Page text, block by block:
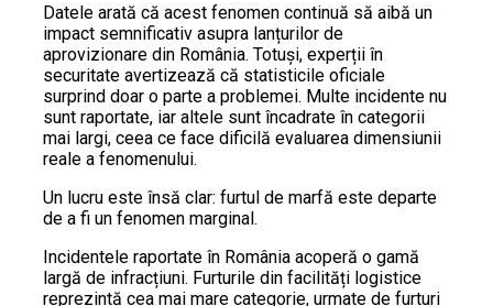
Datele arată că acest fenomen continuă să aibă un
impact semnificativ asupra lanțurilor de
aprovizionare din România. Totuși, experții în
securitate avertizează că statisticile oficiale
surprind doar o parte a problemei. Multe incidente nu
sunt raportate, iar altele sunt încadrate în categorii
mai largi, ceea ce face dificilă evaluarea dimensiunii
reale a fenomenului.
Un lucru este însă clar: furtul de marfă este departe
de a fi un fenomen marginal.
Incidentele raportate în România acoperă o gamă
largă de infracțiuni. Furturile din facilități logistice
reprezintă cea mai mare categorie, urmate de furturi